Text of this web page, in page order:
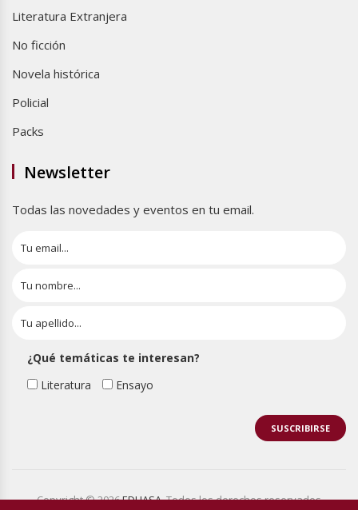
Literatura Extranjera
No ficción
Novela histórica
Policial
Packs
Newsletter
Todas las novedades y eventos en tu email.
¿Qué temáticas te interesan?
Literatura
Ensayo
Copyright © 2026EDHASA. Todos los derechos reservados